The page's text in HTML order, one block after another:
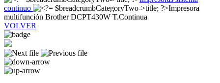
continuo
Impresora
multifunción Brother DCPT430W T.Continua
VOLVER